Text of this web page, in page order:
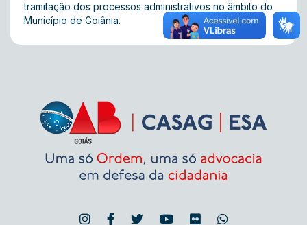
tramitação dos processos administrativos no âmbito do
Município de Goiânia.